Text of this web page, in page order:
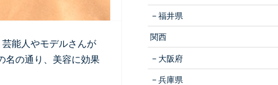
能人やモデルさんが
名の通り、美容に効果
福井県
関西
大阪府
兵庫県